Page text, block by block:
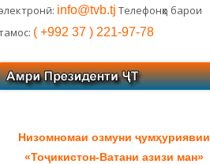
электронӣ: info@tvb.tj Телефонҳо барои
( +992 37 ) 221-97-78
Низомномаи озмуни ҷумҳуриявии
«Тоҷикистон-Ватани азизи ман»